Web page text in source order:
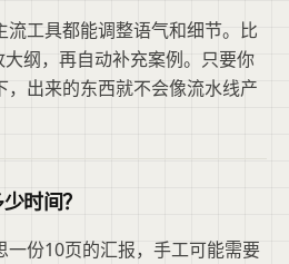
工具都能调整语气和细节。比
纲，再自动补充案例。只要你
，出来的东西就不会像流水线产
时间？
一份10页的汇报，手工可能需要